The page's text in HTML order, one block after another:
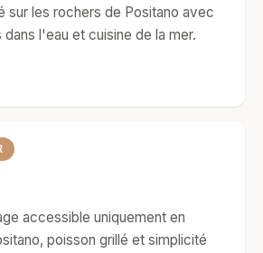
sur les rochers de Positano avec
l'eau et cuisine de la mer.
accessible uniquement en
poisson grillé et simplicité